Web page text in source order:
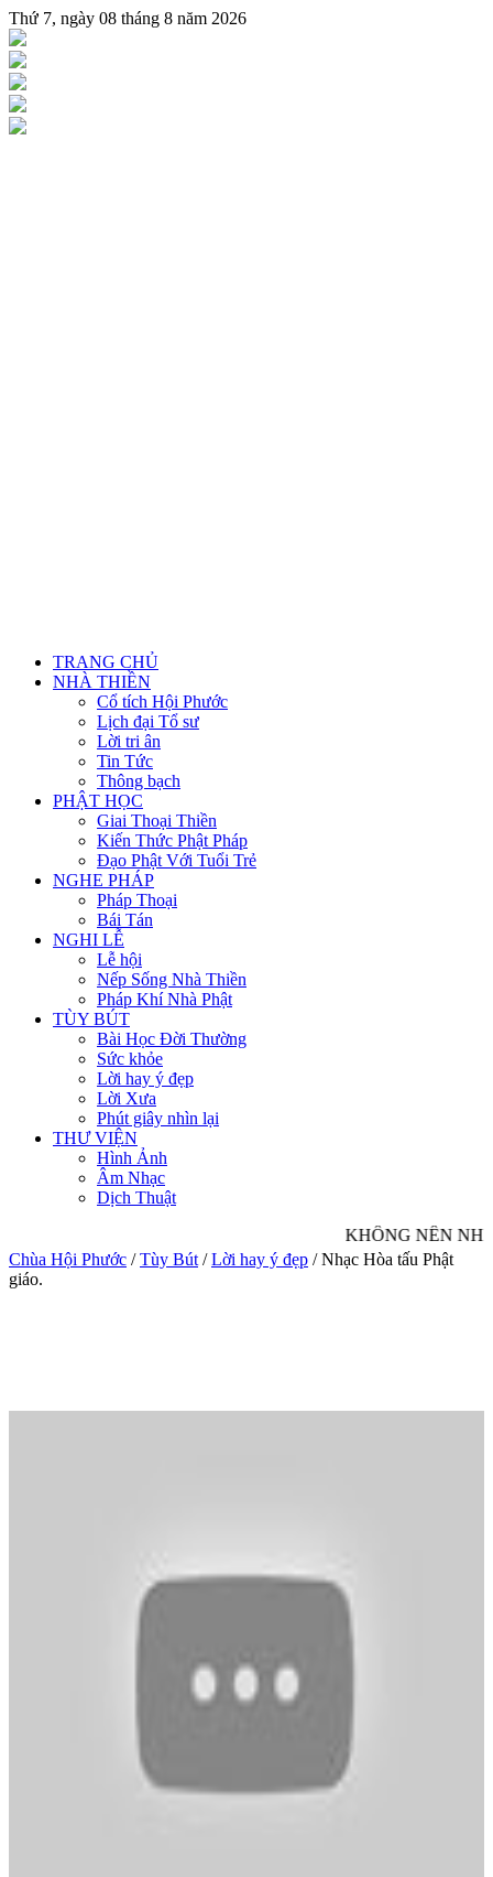
Thứ 7, ngày 08 tháng 8 năm 2026
TRANG CHỦ
NHÀ THIỀN
Cổ tích Hội Phước
Lịch đại Tổ sư
Lời tri ân
Tin Tức
Thông bạch
PHẬT HỌC
Giai Thoại Thiền
Kiến Thức Phật Pháp
Đạo Phật Với Tuổi Trẻ
NGHE PHÁP
Pháp Thoại
Bái Tán
NGHI LỄ
Lễ hội
Nếp Sống Nhà Thiền
Pháp Khí Nhà Phật
TÙY BÚT
Bài Học Đời Thường
Sức khỏe
Lời hay ý đẹp
Lời Xưa
Phút giây nhìn lại
THƯ VIỆN
Hình Ảnh
Âm Nhạc
Dịch Thuật
KHÔNG NÊN
Chùa Hội Phước / Tùy Bút / Lời hay ý đẹp / Nhạc Hòa tấu Phật
giáo.